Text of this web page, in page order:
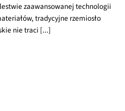
zaawansowanej technologii
tradycyjne rzemiosło
nie traci [...]